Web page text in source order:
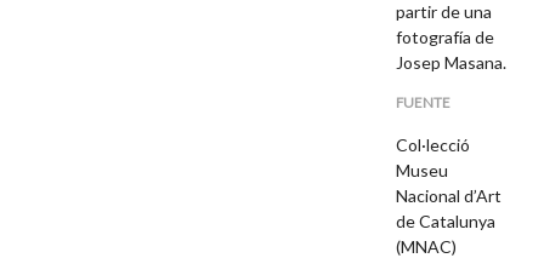
partir de una
fotografía de
Josep Masana.
FUENTE
Col·lecció
Museu
Nacional d’Art
de Catalunya
(MNAC)